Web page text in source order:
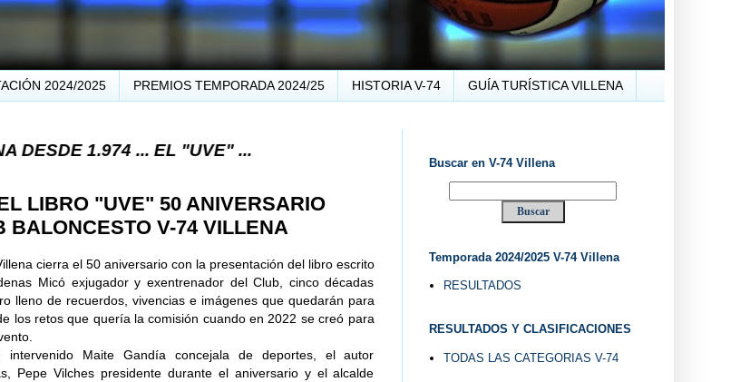
2024/2025 PREMIOS TEMPORADA 2024/25 HISTORIA V-74 GUÍA TURÍSTICA VILLENA
... EL "UVE" ...
LIBRO "UVE" 50 ANIVERSARIO
BALONCESTO V-74 VILLENA
cierra el 50 aniversario con la presentación del libro escrito
Micó exjugador y exentrenador del Club, cinco décadas
lleno de recuerdos, vivencias e imágenes que quedarán para
los retos que quería la comisión cuando en 2022 se creó para
intervenido Maite Gandía concejala de deportes, el autor
Pepe Vilches presidente durante el aniversario y el alcalde
Buscar en V-74 Villena
Temporada 2024/2025 V-74 Villena
RESULTADOS
RESULTADOS Y CLASIFICACIONES
TODAS LAS CATEGORIAS V-74